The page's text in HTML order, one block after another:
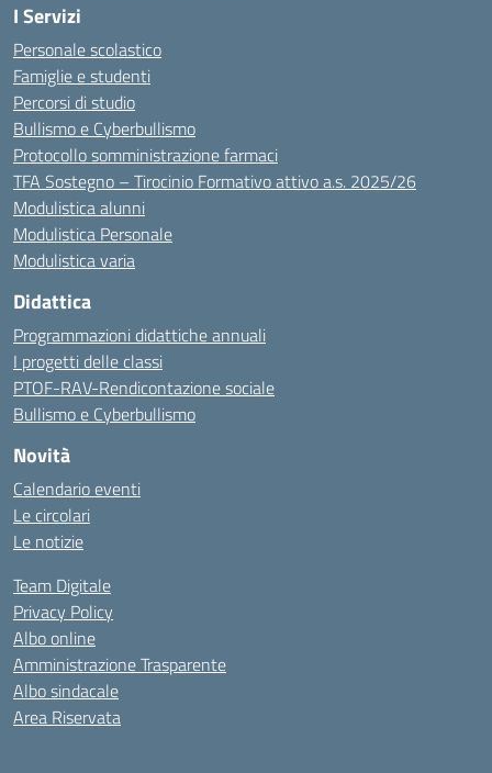
I Servizi
Personale scolastico
Famiglie e studenti
Percorsi di studio
Bullismo e Cyberbullismo
Protocollo somministrazione farmaci
TFA Sostegno – Tirocinio Formativo attivo a.s. 2025/26
Modulistica alunni
Modulistica Personale
Modulistica varia
Didattica
Programmazioni didattiche annuali
I progetti delle classi
PTOF-RAV-Rendicontazione sociale
Bullismo e Cyberbullismo
Novità
Calendario eventi
Le circolari
Le notizie
Team Digitale
Privacy Policy
Albo online
Amministrazione Trasparente
Albo sindacale
Area Riservata